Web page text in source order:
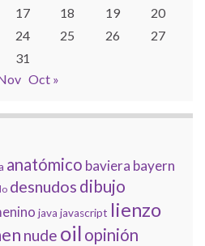
17 18 19
20
24 25 26
27
31
Oct »
anatómico baviera bayern
desnudos dibujo
java javascript lienzo
nude oil opinión